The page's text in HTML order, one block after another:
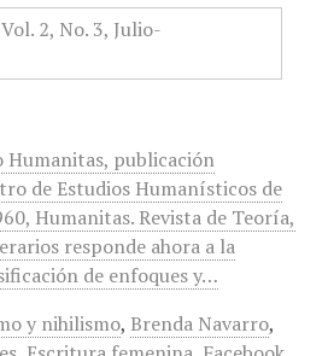
Humanitas, publicación
de Estudios Humanísticos de
Humanitas. Revista de Teoría,
responde ahora a la
de enfoques y…
y nihilismo, Brenda Navarro,